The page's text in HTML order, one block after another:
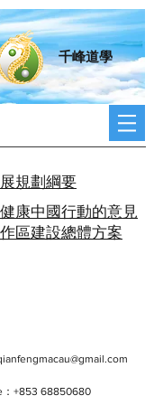
千峰道學
規劃綱要
康中國行動的意見
區建設總體方案
：+853 68850680